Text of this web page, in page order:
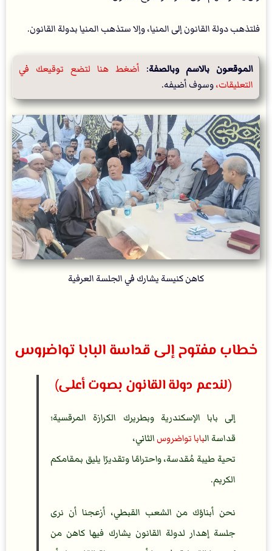
فلتذهب دولة القانون إلى المنيا، وإلا ستذهب المنيا بدولة القانون.
الموقعون بالاسم وبالصفة:
التعليقات، وسوف أضيفه.
كاهن كنيسة يشارك في الجلسة العرفية
خطاب مفتوح إلى قداسة البابا تواضروس
(لندعم دولة القانون بصوت أعلى)
إلى بابا الإسكندرية وبطريرك الكرازة المرقسية؛
قداسة البابا تواضروسالثاني،
تحية طيبة مُقدسة، واحترامًا وتقديرًا يليق بمقامكم
الكريم.
نحن أبناؤك من الشعب القبطي، أزعجنا أن نرى
جلسة إهدار لدولة القانون يشارك فيها كاهن من